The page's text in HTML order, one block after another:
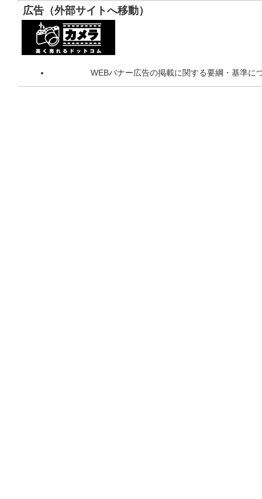
広告（外部サイトへ移動）
WEBバナー広告の掲載に関する要綱・基準に